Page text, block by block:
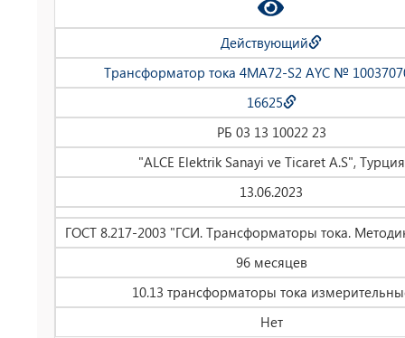
Действующий
Трансформатор тока 4MA72-S2 AYC №
16625
РБ 03 13 10022 23
"ALCE Elektrik Sanayi ve Ticaret A.S", Турция
13.06.2023
ГОСТ 8.217-2003 "ГСИ. Трансформаторы тока.
96 месяцев
10.13 трансформаторы тока
Нет